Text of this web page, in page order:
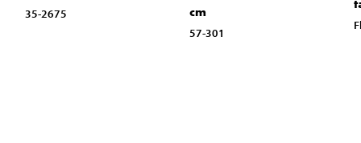
35-2675
cm
57-301